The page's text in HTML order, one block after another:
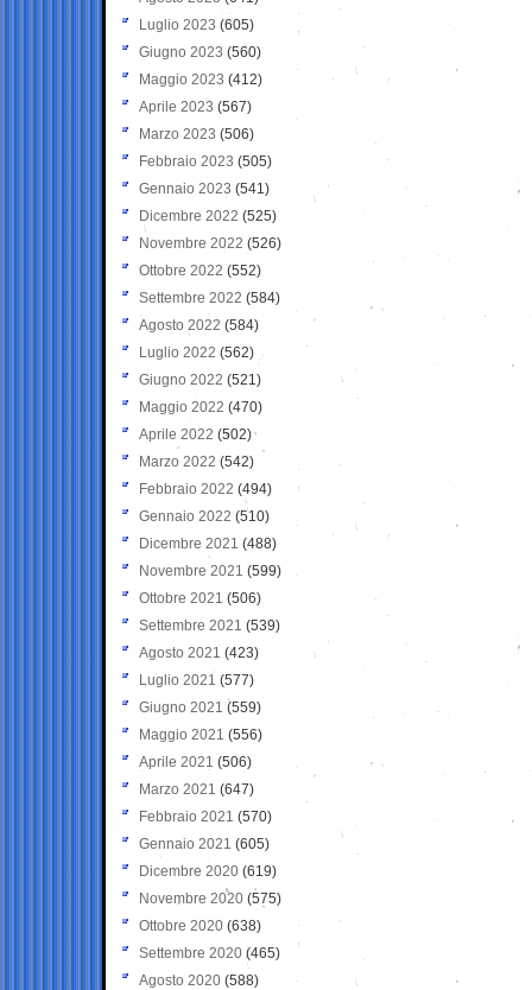
Luglio 2023 (605)
Giugno 2023 (560)
Maggio 2023 (412)
Aprile 2023 (567)
Marzo 2023 (506)
Febbraio 2023 (505)
Gennaio 2023 (541)
Dicembre 2022 (525)
Novembre 2022 (526)
Ottobre 2022 (552)
Settembre 2022 (584)
Agosto 2022 (584)
Luglio 2022 (562)
Giugno 2022 (521)
Maggio 2022 (470)
Aprile 2022 (502)
Marzo 2022 (542)
Febbraio 2022 (494)
Gennaio 2022 (510)
Dicembre 2021 (488)
Novembre 2021 (599)
Ottobre 2021 (506)
Settembre 2021 (539)
Agosto 2021 (423)
Luglio 2021 (577)
Giugno 2021(559)
Maggio 2021 (556)
Aprile 2021 (506)
Marzo 2021 (647)
Febbraio 2021 (570)
Gennaio 2021 (605)
Dicembre 2020 (619)
Novembre 2020 (575)
Ottobre 2020 (638)
Settembre 2020(465)
Agosto 2020 (588)